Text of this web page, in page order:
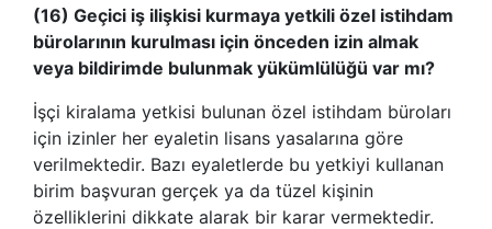
(16) Geçici iş ilişkisi kurmaya yetkili özel istihdam
bürolarının kurulması için önceden izin almak
veya bildirimde bulunmak yükümlülüğü var mı?
İşçi kiralama yetkisi bulunan özel istihdam büroları
için izinler her eyaletin lisans yasalarına göre
verilmektedir. Bazı eyaletlerde bu yetkiyi kullanan
birim başvuran gerçek ya da tüzel kişinin
özelliklerini dikkate alarak bir karar vermektedir.